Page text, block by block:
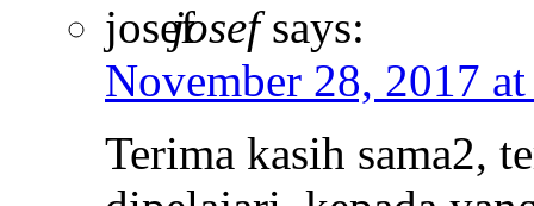
josef says:
November 28, 2017
Terima kasih sama2,